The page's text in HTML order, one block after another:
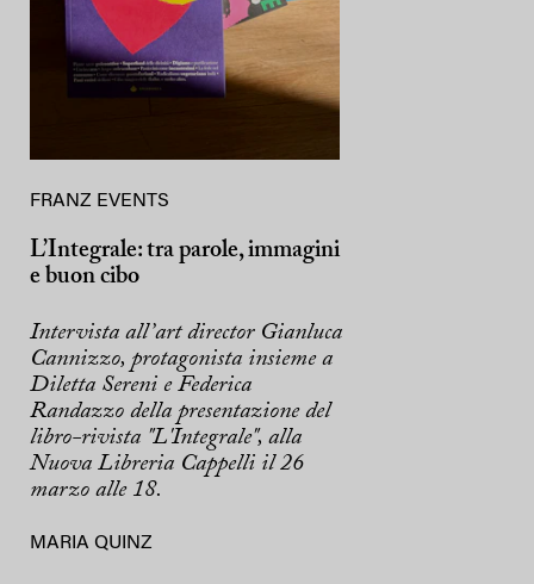
FRANZ EVENTS
L’Integrale: tra parole, immagini
e buon cibo
Intervista all’art director Gianluca
Cannizzo, protagonista insieme a
Diletta Sereni e Federica
Randazzo della presentazione del
libro-rivista "L'Integrale", alla
Nuova Libreria Cappelli il 26
marzo alle 18.
MARIA QUINZ